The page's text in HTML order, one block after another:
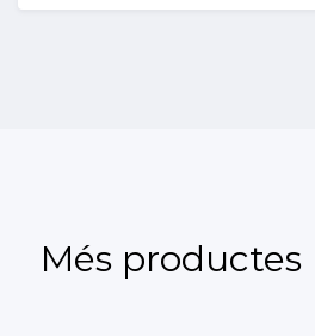
Més productes